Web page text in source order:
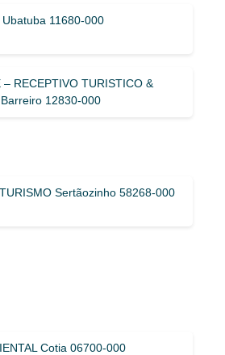
Ubatuba 11680-000
– RECEPTIVO TURISTICO &
12830-000
Sertãozinho 58268-000
Cotia 06700-000